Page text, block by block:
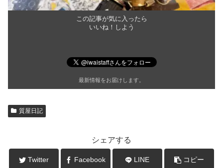
この記事が気に入ったら
いいね！しよう
最新情報をお届けします。
質屋日記
シェアする
Twitter Facebook LINE コピー